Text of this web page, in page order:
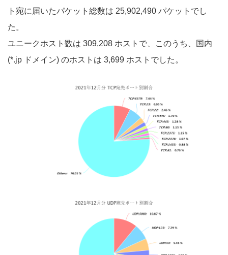
ト宛に届いたパケット総数は 25,902,490 パケットでし
た。
ユニークホスト数は 309,208 ホストで、このうち、国内
(*.jp ドメイン) のホストは 3,699 ホストでした。